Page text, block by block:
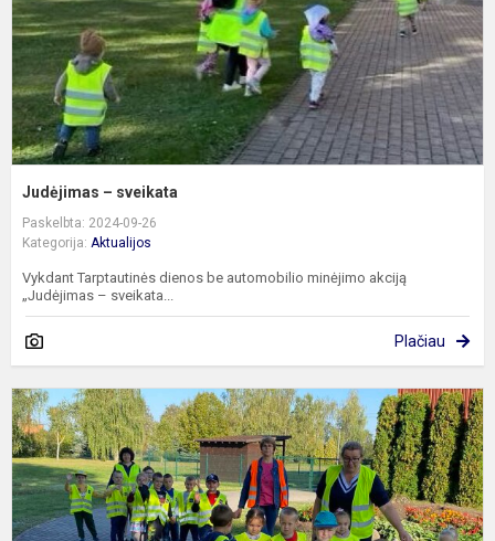
Judėjimas – sveikata
Paskelbta: 2024-09-26
Kategorija: Aktualijos
Vykdant Tarptautinės dienos be automobilio minėjimo akciją
„Judėjimas – sveikata...
Plačiau